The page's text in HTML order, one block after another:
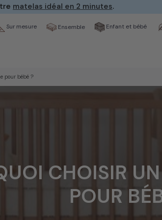
matelas idéal en 2 minutes.
Sur mesure Ensemble Enfant et bébé
pour bébé ?
CHOISIR
POUR